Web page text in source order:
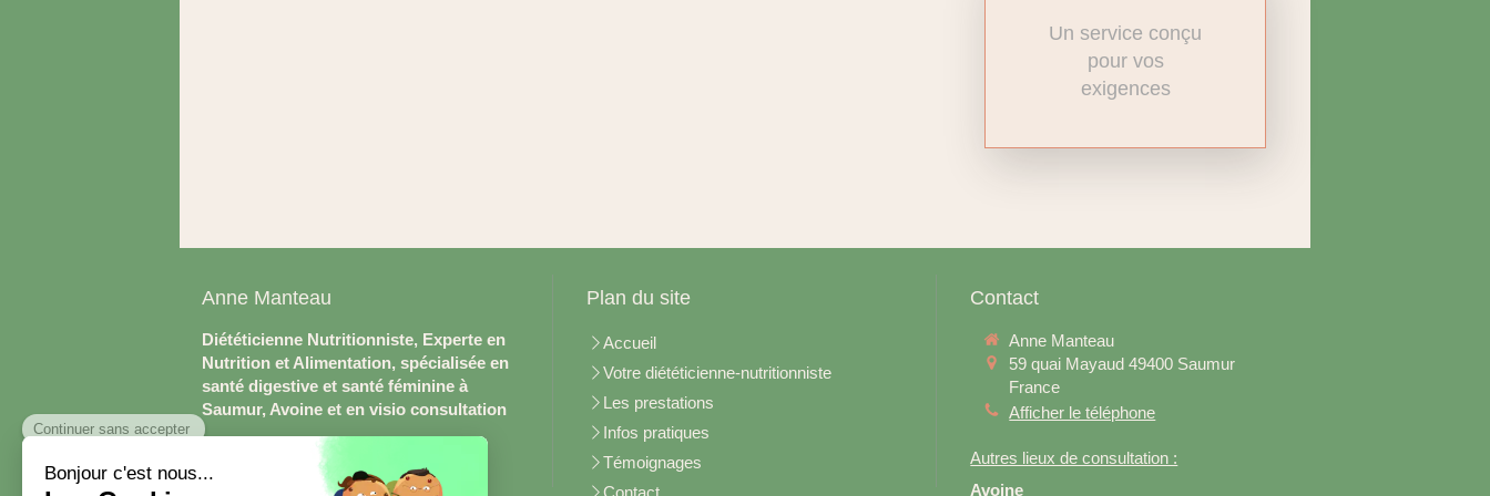
Un service conçu
pour vos
exigences
Anne Manteau
Diététicienne Nutritionniste, Experte en
Nutrition et Alimentation, spécialisée en
santé digestive et santé féminine à
Saumur, Avoine et en visio consultation
Plan du site
Accueil
Votre diététicienne-nutritionniste
Les prestations
Infos pratiques
Témoignages
Contact
Contact
Anne Manteau
59 quai Mayaud 49400 Saumur
France
Afficher le téléphone
Autres lieux de consultation :
Avoine